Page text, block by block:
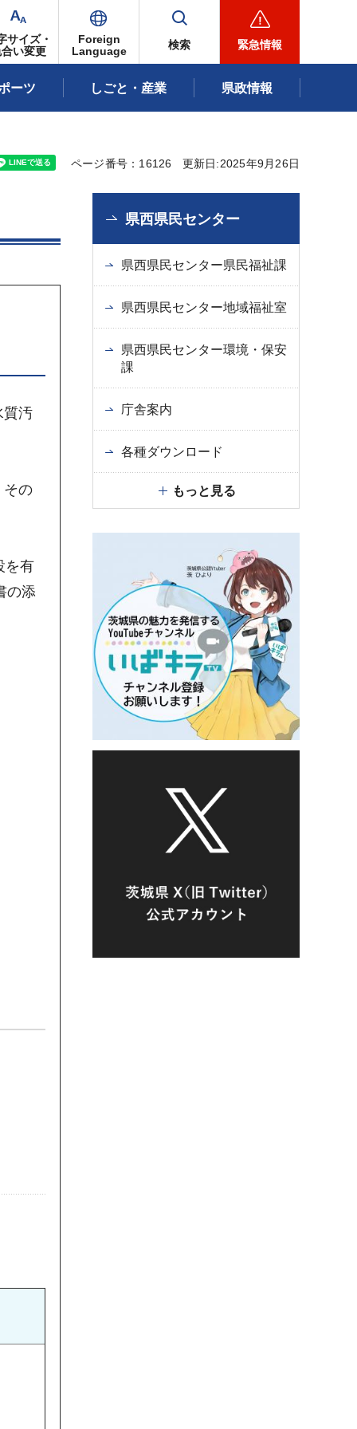
サイズ・
い変更
Foreign
Language
検索 緊急情報
ーツ しごと・産業 県政情報
ページ番号：16126 更新日:2025年9月26日
質汚
その
を有
の添
県西県民センター
県西県民センター県民福祉課
県西県民センター地域福祉室
県西県民センター環境・保安
課
庁舎案内
各種ダウンロード
もっと見る